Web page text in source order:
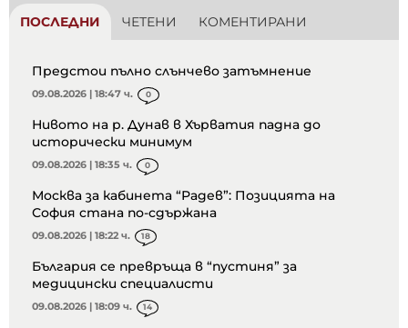
ПОСЛЕДНИ ЧЕТЕНИ КОМЕНТИРАНИ
Предстои пълно слънчево затъмнение
09.08.2026 | 18:47 ч. 0
Нивото на р. Дунав в Хърватия падна до
исторически минимум
09.08.2026 | 18:35 ч. 0
Москва за кабинета “Радев”: Позицията на
София стана по-сдържана
09.08.2026 | 18:22 ч. 18
България се превръща в “пустиня” за
медицински специалисти
09.08.2026 | 18:09 ч. 14